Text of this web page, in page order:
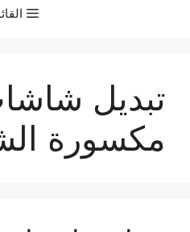
تبديل
مكسورة